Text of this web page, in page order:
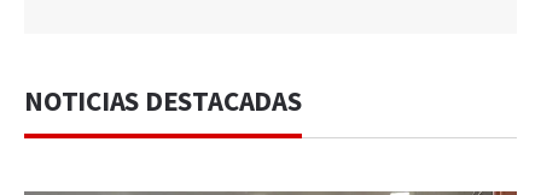
NOTICIAS DESTACADAS